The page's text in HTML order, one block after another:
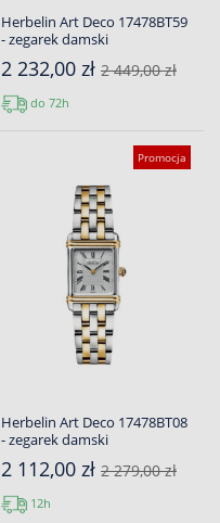
Herbelin Art Deco 17478BT59
- zegarek damski
2 232,00 zł 2 449,00 zł
do 72h
Promocja
Herbelin Art Deco 17478BT08
- zegarek damski
2 112,00 zł 2 279,00 zł
12h